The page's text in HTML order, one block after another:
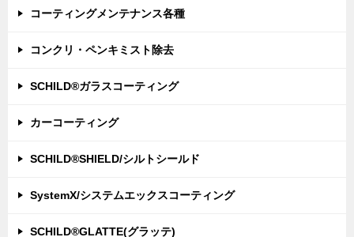
コーティングメンテナンス各種
コンクリ・ペンキミスト除去
SCHILD®ガラスコーティング
カーコーティング
SCHILD®SHIELD/シルトシールド
SystemX/システムエックスコーティング
SCHILD®GLATTE(グラッテ)